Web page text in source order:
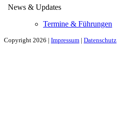
News & Updates
Termine & Führungen
Copyright 2026 | Impressum | Datenschutz